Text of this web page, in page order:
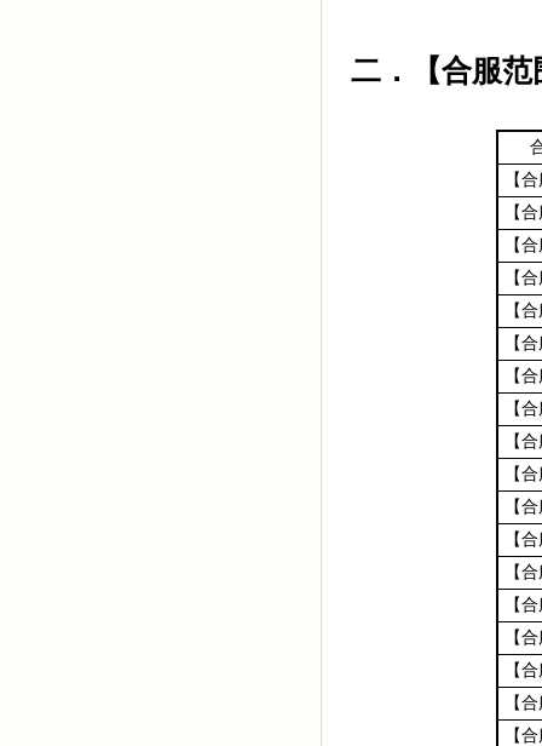
二．【合服范
【
【
【
【
【
【
【
【
【
【
【
【
【
【
【
【
【
【